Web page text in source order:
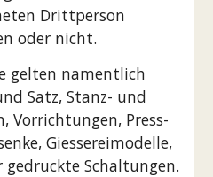
Drittperson
oder nicht.
gelten namentlich
Satz, Stanz- und
Vorrichtungen, Press-
Giessereimodelle,
Schaltungen.